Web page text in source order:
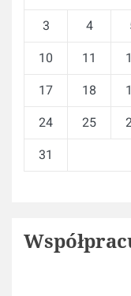
3
4
10
11
17
18
24
25
31